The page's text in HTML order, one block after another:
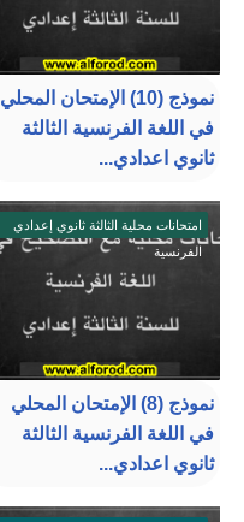
نموذج (10) الإمتحان المحلي
في اللغة الفرنسية الثالثة
ثانوي اعدادي...
امتحانات محلية الثالثة ثانوي إعدادي
الفرنسية
نموذج (8) الإمتحان المحلي
في اللغة الفرنسية الثالثة
ثانوي اعدادي...